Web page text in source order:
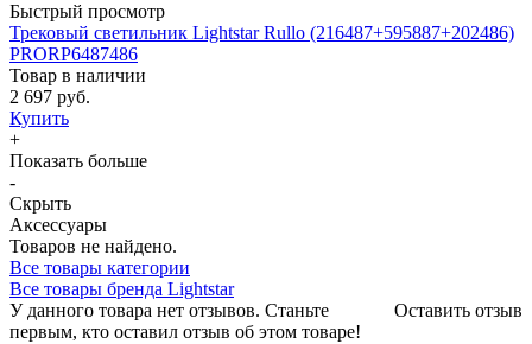
Быстрый просмотр
Трековый светильник Lightstar Rullo (216487+595887+202486)
PRORP6487486
Товар в наличии
2 697 руб.
Купить
+
Показать больше
-
Скрыть
Аксессуары
Товаров не найдено.
Все товары категории
Все товары бренда Lightstar
Оставить отзыв
У данного товара нет отзывов. Станьте
первым, кто оставил отзыв об этом товаре!